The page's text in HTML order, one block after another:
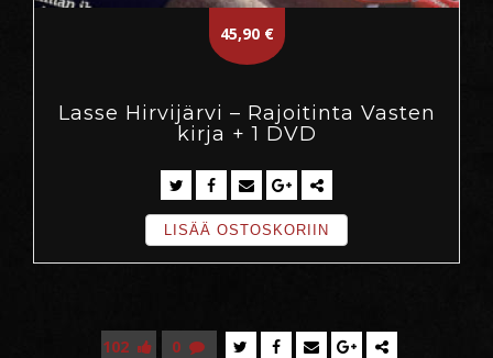
45,90 €
Lasse Hirvijärvi – Rajoitinta Vasten
kirja + 1 DVD
LISÄÄ OSTOSKORIIN
102 0